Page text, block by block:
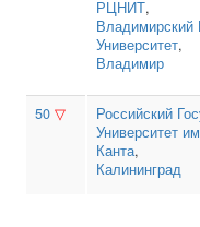
РЦНИТ,
Владимирский
Университет,
Владимир
50 ▽
Российский
Университет
Канта,
Калининград